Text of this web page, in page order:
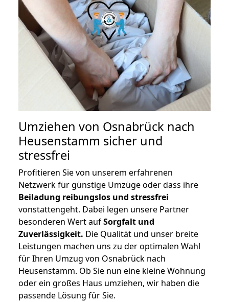
Umziehen von Osnabrück nach
Heusenstamm sicher und
stressfrei
Profitieren Sie von unserem erfahrenen
Netzwerk für günstige Umzüge oder dass ihre
Beiladung reibungslos und stressfrei
vonstattengeht. Dabei legen unsere Partner
besonderen Wert aufSorgfalt und
Zuverlässigkeit. Die Qualität und unser breite
Leistungen machen uns zu der optimalen Wahl
für Ihren Umzug von Osnabrück nach
Heusenstamm. Ob Sie nun eine kleine Wohnung
oder ein großes Haus umziehen, wir haben die
passende Lösung für Sie.